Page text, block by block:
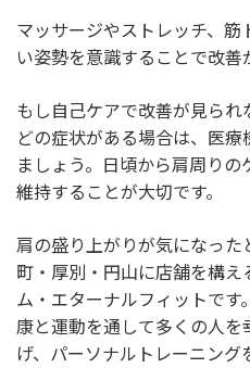
マッサージやストレッチ、
い姿勢を意識することで改善
もし自己ケアで改善が見ら
どの症状がある場合は、医
ましょう。日頃から肩周り
維持することが大切です。
肩の盛り上がりが気になっ
町・厚別・円山に店舗を構
ム・エターナルフィットで
康と運動を通して多くの人
げ、パーソナルトレーニング